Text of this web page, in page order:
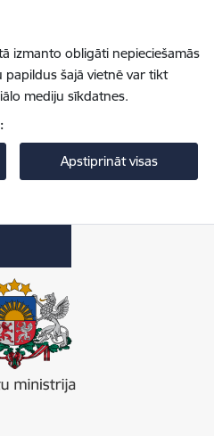
izmanto obligāti nepieciešamās
šajā vietnē var tikt
mediju sīkdatnes.
Apstiprināt visas